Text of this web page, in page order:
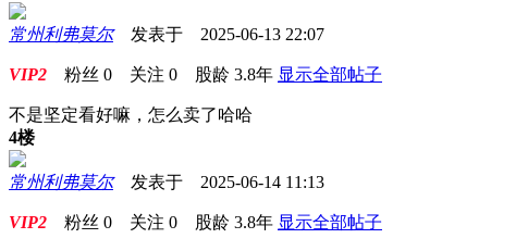
常州利弗莫尔发表于 2025-06-13 22:07
VIP2 粉丝 0 关注 0 股龄 3.8年 显示全部帖子
不是坚定看好嘛，怎么卖了哈哈
4楼
常州利弗莫尔发表于 2025-06-14 11:13
VIP2 粉丝 0 关注 0 股龄 3.8年 显示全部帖子